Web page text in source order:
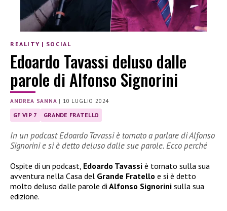
REALITY | SOCIAL
Edoardo Tavassi deluso dalle
parole di Alfonso Signorini
ANDREA SANNA | 10 LUGLIO 2024
GF VIP 7 GRANDE FRATELLO
In un podcast Edoardo Tavassi è tornato a parlare di Alfonso
Signorini e si è detto deluso dalle sue parole. Ecco perché
Ospite di un podcast, Edoardo Tavassi è tornato sulla sua
avventura nella Casa del Grande Fratello e si è detto
molto deluso dalle parole di Alfonso Signorini sulla sua
edizione.